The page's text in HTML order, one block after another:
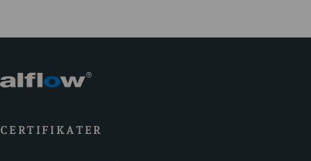
CERTIFIKATER